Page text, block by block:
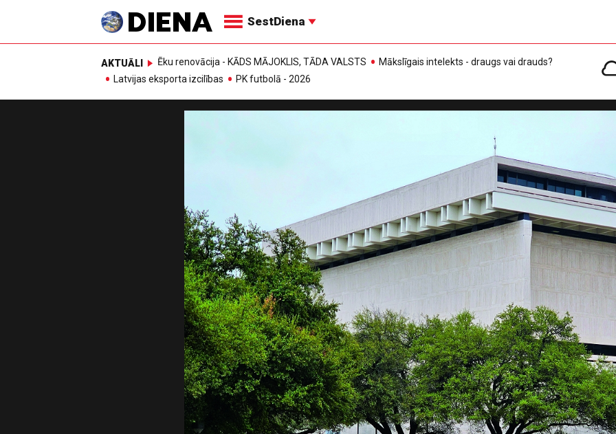
SestDiena
AKTUĀLI Ēku renovācija - KĀDS MĀJOKLIS, TĀDA VALSTS
Mākslīgais intelekts - draugs vai drauds?
Latvijas eksporta izcilības
PK futbolā - 2026